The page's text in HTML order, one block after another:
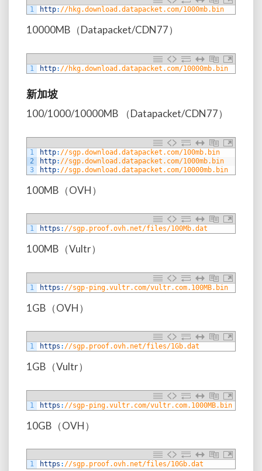
1 http: //hkg.download.datapacket.com/1000mb.bin
10000MB（Datapacket/CDN77）
1 http: //hkg.download.datapacket.com/10000mb.bin
新加坡
100/1000/10000MB （Datapacket/CDN77）
1
2
3
http: //sgp.download.datapacket.com/100mb.bin
http: //sgp.download.datapacket.com/1000mb.bin
http: //sgp.download.datapacket.com/10000mb.bin
100MB（OVH）
1 https : //sgp.proof.ovh.net/files/100Mb.dat
100MB（Vultr）
1 https : //sgp-ping.vultr.com/vultr.com.100MB.bin
1GB（OVH）
1 https : //sgp.proof.ovh.net/files/1Gb.dat
1GB（Vultr）
1 https : //sgp-ping.vultr.com/vultr.com.1000MB.bin
10GB（OVH）
1 https : //sgp.proof.ovh.net/files/10Gb.dat